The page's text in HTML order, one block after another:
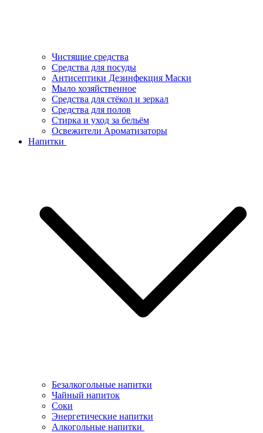
Чистящие средства
Средства для посуды
Антисептики Дезинфекция Маски
Мыло хозяйственное
Средства для стёкол и зеркал
Средства для полов
Стирка и уход за бельём
Освежители Ароматизаторы
Напитки
Безалкогольные напитки
Чайный напиток
Соки
Энергетические напитки
Алкогольные напитки